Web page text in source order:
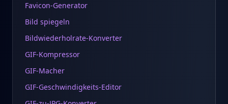
Favicon-Generator
Bild spiegeln
Bildwiederholrate-Konverter
GIF-Kompressor
GIF-Macher
GIF-Geschwindigkeits-Editor